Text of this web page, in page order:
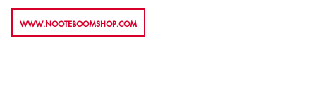
WWW.NOOTEBOOMSHOP.COM